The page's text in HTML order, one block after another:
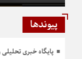
پیوندها
پایگاه خبری تحلیلی